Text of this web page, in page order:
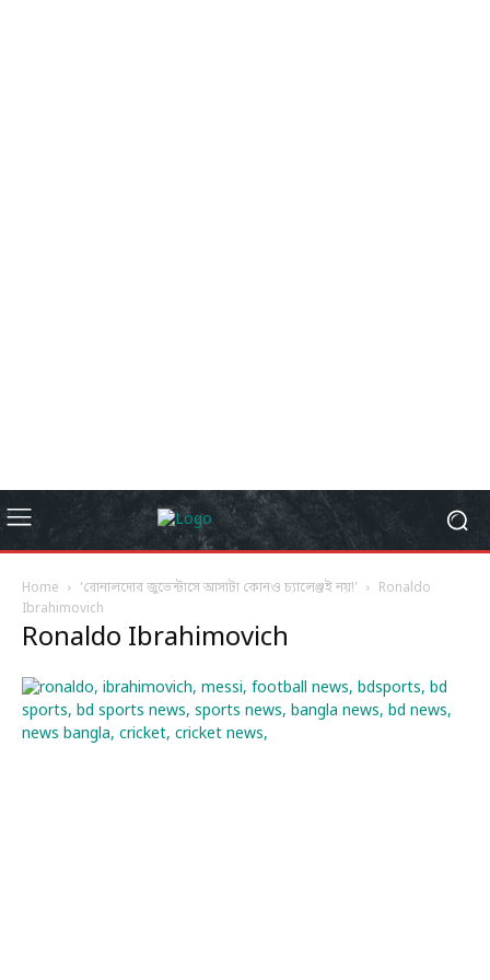
Home ‘রোনালদোর জুভেন্টাসে আসাটা কোনও চ্যালেঞ্জই নয়!’
Ronaldo
Ibrahimovich
Ronaldo Ibrahimovich